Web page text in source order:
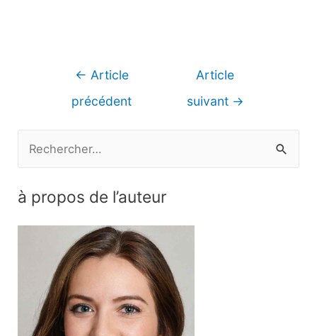
Navigation
← Article
précédent
Article
suivant →
h
à propos de l’auteur